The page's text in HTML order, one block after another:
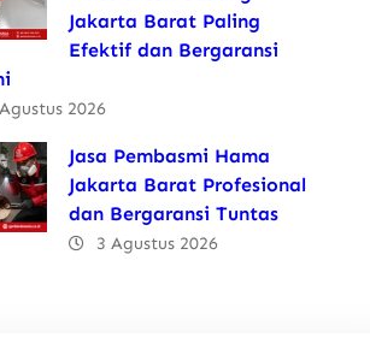
Jakarta Barat Paling
Efektif dan Bergaransi
2026
Jasa Pembasmi Hama
Jakarta Barat Profesional
dan Bergaransi Tuntas
3 Agustus 2026